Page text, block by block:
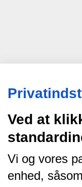
Ved at
Vi og vores
enhed,